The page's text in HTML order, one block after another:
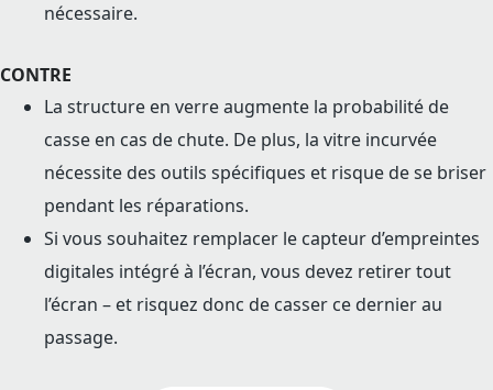
nécessaire.
CONTRE
La structure en verre augmente la probabilité de
casse en cas de chute. De plus, la vitre incurvée
nécessite des outils spécifiques et risque de se briser
pendant les réparations.
Si vous souhaitez remplacer le capteur d’empreintes
digitales intégré à l’écran, vous devez retirer tout
l’écran – et risquez donc de casser ce dernier au
passage.